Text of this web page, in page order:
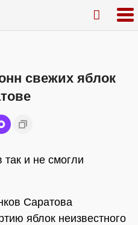
свежих яблок
и не смогли
Саратова
яблок неизвестного